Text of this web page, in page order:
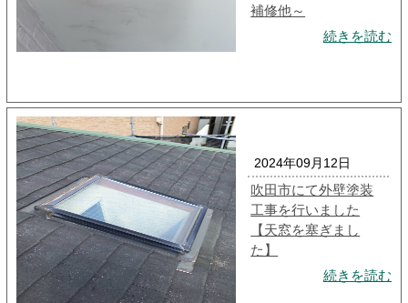
補修他～
続きを読む
2024年09月12日
吹田市にて外壁塗装
工事を行いました
【天窓を塞ぎまし
た】
続きを読む